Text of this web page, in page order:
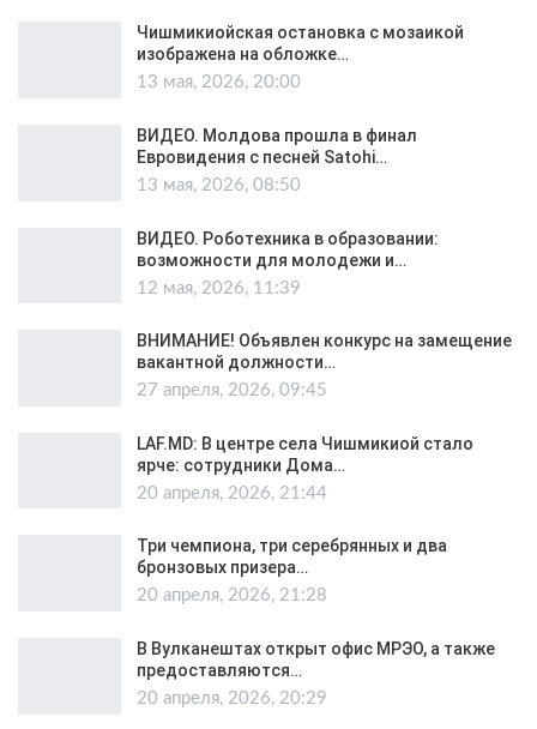
Чишмикиойская остановка с мозаикой
изображена на обложке…
13 мая, 2026, 20:00
ВИДЕО. Молдова прошла в финал
Евровидения с песней Satohi…
13 мая, 2026, 08:50
ВИДЕО. Роботехника в образовании:
возможности для молодежи и…
12 мая, 2026, 11:39
ВНИМАНИЕ! Объявлен конкурс на замещение
вакантной должности…
27 апреля, 2026, 09:45
LAF.MD: В центре села Чишмикиой стало
ярче: сотрудники Дома…
20 апреля, 2026, 21:44
Три чемпиона, три серебрянных и два
бронзовых призера…
20 апреля, 2026, 21:28
В Вулканештах открыт офис МРЭО, а также
предоставляются…
20 апреля, 2026, 20:29